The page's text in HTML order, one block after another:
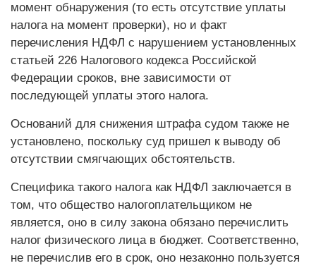
момент обнаружения (то есть отсутствие уплаты
налога на момент проверки), но и факт
перечисления НДФЛ с нарушением установленных
статьей 226 Налогового кодекса Российской
Федерации сроков, вне зависимости от
последующей уплаты этого налога.
Оснований для снижения штрафа судом также не
установлено, поскольку суд пришел к выводу об
отсутствии смягчающих обстоятельств.
Специфика такого налога как НДФЛ заключается в
том, что общество налогоплательщиком не
является, оно в силу закона обязано перечислить
налог физического лица в бюджет. Соответственно,
не перечислив его в срок, оно незаконно пользуется